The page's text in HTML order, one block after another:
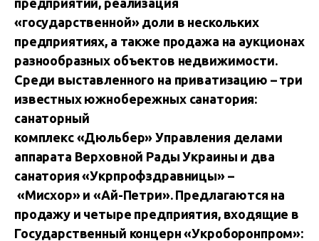
предприятий, реализация
«государственной» доли в нескольких
предприятиях, а также продажа на аукционах
разнообразных объектов недвижимости.
Среди выставленного на приватизацию – три
известных южнобережных санатория:
санаторный
комплекс «Дюльбер» Управления делами
аппарата Верховной Рады Украины и два
санатория «Укрпрофздравницы» –
«Мисхор» и «Ай-Петри». Предлагаются на
продажу и четыре предприятия, входящие в
Государственный концерн «Укроборонпром»: